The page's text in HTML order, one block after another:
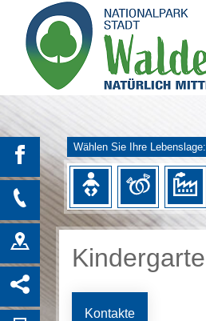
Wählen Sie Ihre Lebenslage:
Kontakte